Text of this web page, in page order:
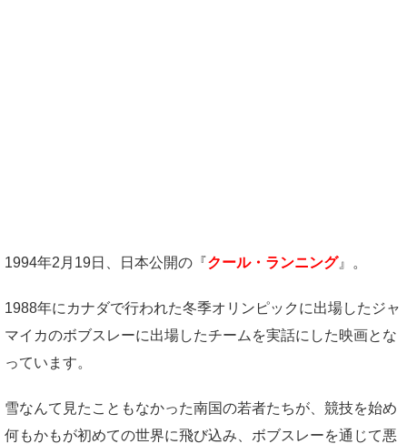
1994年2月19日、日本公開の『クール・ランニング』。
1988年にカナダで行われた冬季オリンピックに出場したジャ
マイカのボブスレーに出場したチームを実話にした映画とな
っています。
雪なんて見たこともなかった南国の若者たちが、競技を始め
何もかもが初めての世界に飛び込み、ボブスレーを通じて悪